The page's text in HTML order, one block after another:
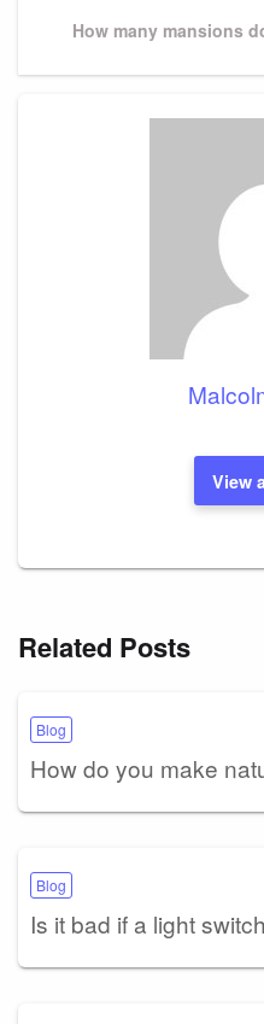
Next
How many mansions
View
Related Posts
Blog
How do you make
Blog
Is it bad if a light